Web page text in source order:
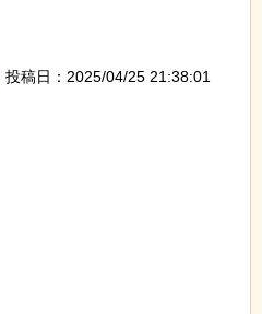
投稿日：2025/04/25 21:38:01